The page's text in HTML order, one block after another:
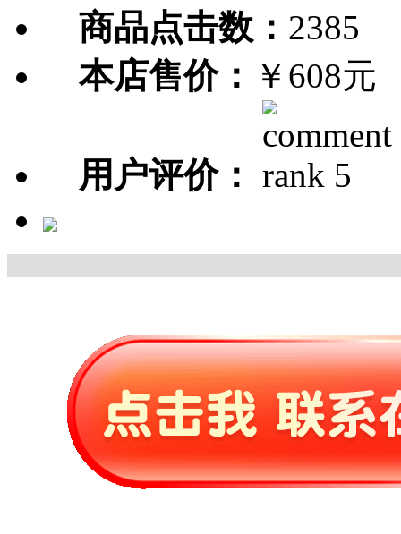
商品点击数： 2385
本店售价： ￥608元
用户评价：